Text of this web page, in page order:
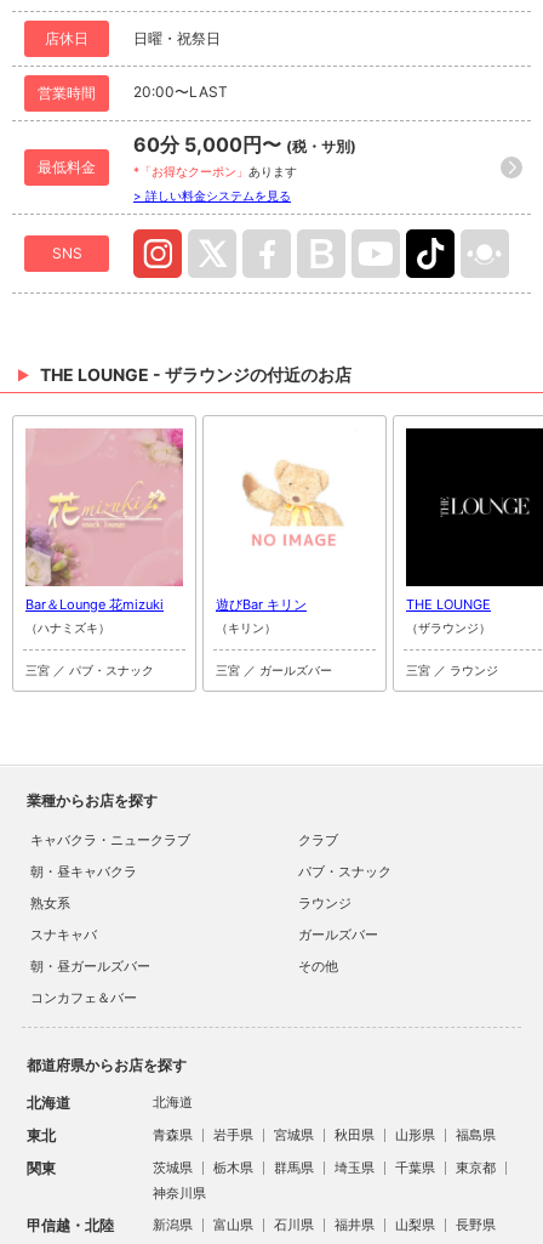
店休日 日曜・祝祭日
営業時間 20:00〜LAST
最低料金
60分 5,000円〜 (税・サ別)
*「お得なクーポン」 あります
> 詳しい料金システムを見る
SNS
THE LOUNGE - ザラウンジの付近のお店
Bar＆Lounge 花mizuki
（ハナミズキ）
三宮 ／ パブ・スナック
遊びBar キリン
（キリン）
三宮 ／ ガールズバー
THE LOUNGE
（ザラウンジ）
三宮 ／ ラウンジ
業種からお店を探す
キャバクラ・ニュークラブ
クラブ
朝・昼キャバクラ
パブ・スナック
熟女系
ラウンジ
スナキャバ
ガールズバー
朝・昼ガールズバー
その他
コンカフェ＆バー
都道府県からお店を探す
北海道 北海道
東北 青森県 岩手県 宮城県 秋田県 山形県 福島県
関東 茨城県 栃木県 群馬県 埼玉県 千葉県
東京都
神奈川県
甲信越・北陸 新潟県 富山県 石川県 福井県 山梨県 長野県